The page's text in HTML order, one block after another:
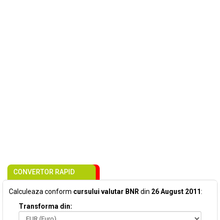
CONVERTOR RAPID
Calculeaza conform cursului valutar BNR din 26 August 2011:
Transforma din: